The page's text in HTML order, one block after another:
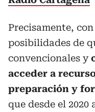
Precisamente,
posibilidades de
convencionales y
acceder a
preparación y
que desde el